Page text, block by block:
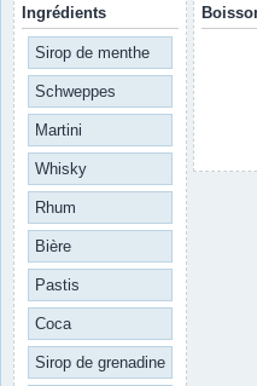
Ingrédients
Sirop de menthe
Schweppes
Martini
Whisky
Rhum
Bière
Pastis
Coca
Sirop de grenadine